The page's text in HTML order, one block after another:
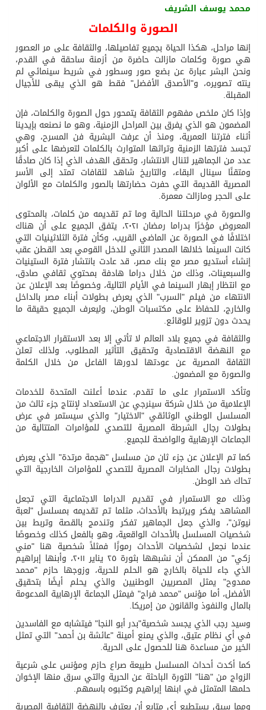
ترقية الدكتور – ماهر الخريشا
محمد يوسف الشريف
الصورة والكلمات
إنها مراحل، هكذا الحياة بجميع تفاصيلها، والثقافة على مر العصور
هي صورة وكلمات مازالت حاضرة من أزمنة ساحقة في القدم،
ونحن البشر عبارة عن بضع صور وسطور في شريط سينمائي لم
ينته تصويره، و"الأصدق الأفضل" فقط هو الذي يبقى للأجيال
المقبلة.
وإذا كان ملخص مفهوم الثقافة يتمحور حول الصورة والكلمات، فإن
المضمون هو الذي يفرق بين المراحل الزمنية، وهو ما نصنعه بإيدينا
أثناء فترتنا العمرية، ومنذ أن عرفت البشرية فن المسرح، وهي
تجسد فترتها الزمنية وتراثها المتوارث بالكلمات لتعرضها على أكبر
عدد من الجماهير لتنال الانتشار، وتحقق الهدف الذي إذا كان صادقًا
ومتقنًا سينال البقاء، والتاريخ شاهد لثقافات تمتد إلى الأسر
المصرية القديمة التي حفرت حضارتها بالصور والكلمات مع الألوان
على الحجر ومازالت معمرة.
والصورة في مرحلتنا الحالية وما تم تقديمه من كلمات، بالمحتوى
المعروض مؤخرًا بدراما رمضان ٢٠٢١، يتفق الجميع على أن هناك
اختلافًا في الصورة عن الماضي القريب، وكأن فترة الثلاثينيات التي
كانت السينما خلالها المصدر الثاني للدخل القومي بعد القطن عقب
إنشاء أستديو مصر مع بنك مصر، قد عادت بانتشار فترة الستينيات
والسبعينات، وذلك من خلال دراما هادفة بمحتوي ثقافي صادق،
مع انتظار إبهار السينما في الأيام التالية، وخصوصًا بعد الإعلان عن
الانتهاء من فيلم "السرب" الذي يعرض بطولات أبناء مصر بالداخل
والخارج، للحفاظ على مكتسبات الوطن، وليعرف الجميع حقيقة ما
يحدث دون تزوير للوقائع.
والثقافة في جميع بلاد العالم لا تأتي إلا بعد الاستقرار الاجتماعي
مع النهضة الاقتصادية وتحقيق التأثير المطلوب، ولذلك تعلن
الثقافة المصرية عن عودتها لدورها الفاعل من خلال الكلمة
والصورة مع المضمون.
وتأكد الاستمرار على ما تقدم، عندما أعلنت المتحدة للخدمات
الإعلامية من خلال شركة سينرجي عن الاستعداد لإنتاج جزء ثالث من
المسلسل الوطني الوثائقي "الاختيار" والذي سيستمر في عرض
بطولات رجال الشرطة المصرية للتصدي للمؤامرات المتتالية من
الجماعات الإرهابية والواضحة للجميع.
كما تم الإعلان عن جزء ثان من مسلسل "هجمة مرتدة" الذي يعرض
بطولات رجال المخابرات المصرية للتصدي للمؤامرات الخارجية التي
تحاك ضد الوطن.
وذلك مع الاستمرار في تقديم الدراما الاجتماعية التي تجعل
المشاهد يفكر ويرتبط بالأحداث، مثلما تم تقديمه بمسلسل "لعبة
نيوتن"، والذي جعل الجماهير تفكر وتندمج بالقصة وتربط بين
شخصيات المسلسل بالأحداث الواقعية، وهو بالفعل كذلك وخصوصًا
عندما نجعل لشخصيات الأحداث رموزًا فمثلاً شخصية هنا "مني
زكي" من الممكن أن نشبهها بثورة ٢٥ يناير ٢٠١١، وأبنها إبراهيم
الذي جاء للحياة بالخارج هو الحلم للحرية، وزوجها حازم "محمد
ممدوح" يمثل المصريين الوطنيين والذي يحلم أيضًا بتحقيق
الأفضل، أما مؤنس "محمد فراج" فيمثل الجماعة الإرهابية المدعومة
بالمال والنفوذ والقانون من إمريكا.
وسيد رجب الذي يجسد شخصية"بدر أبو النجا" فيتشابه مع الفاسدين
في أي نظام عتيق، والذي يمنع أمينة "عائشة بن أحمد" التي تمثل
الخير من مساعدة هنا للحصول على الحرية.
كما أكدت أحداث المسلسل طبيعة صراع حازم ومؤنس على شرعية
الزواج من "هنا" الثورة الباحثة عن الحرية والتي سرق منها الإخوان
حلمها المتمثل في ابنها إبراهيم وكتبوه باسمهم.
ومما سبق يستطيع أي متابع أن يعترف بالنهضة الثقافية المصرية